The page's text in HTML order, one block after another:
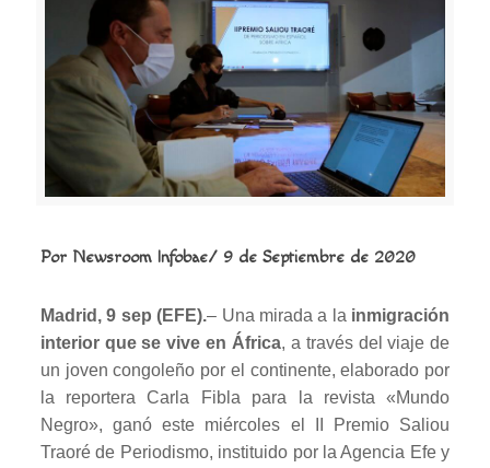
Por Newsroom Infobae/ 9 de Septiembre de 2020
Madrid, 9 sep (EFE).– Una mirada a la inmigración
interior que se vive en África, a través del viaje de
un joven congoleño por el continente, elaborado por
la reportera Carla Fibla para la revista «Mundo
Negro», ganó este miércoles el II Premio Saliou
Traoré de Periodismo, instituido por la Agencia Efe y